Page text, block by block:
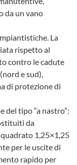
da un vano
La
rispetto al
contro le cadute
e sud),
di protezione di
del tipo “a nastro”:
da
1,25×1,25
per le uscite di
rapido per